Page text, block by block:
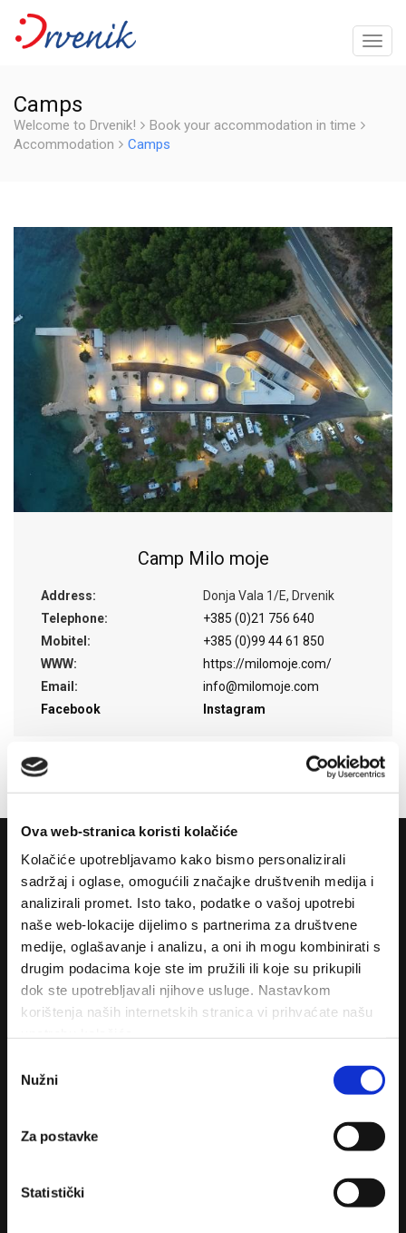
Ova web-stranica koristi kolačiće
Kolačiće upotrebljavamo kako bismo personalizirali
sadržaj i oglase, omogućili značajke društvenih medija i
analizirali promet. Isto tako, podatke o vašoj upotrebi
naše web-lokacije dijelimo s partnerima za društvene
medije, oglašavanje i analizu, a oni ih mogu kombinirati s
drugim podacima koje ste im pružili ili koje su prikupili
dok ste upotrebljavali njihove usluge. Nastavkom
korištenja naših internetskih stranica vi prihvaćate našu
pristanka
Nužni
Za postavke
Statistički
Camps
Welcome to Drvenik!
Book your accommodation in time
Accommodation
Camps
Camp Milo moje
Address:
Donja Vala 1/E, Drvenik
Telephone:
+385 (0)21 756 640
Mobitel:
+385 (0)99 44 61 850
WWW:
https://milomoje.com/
Email:
info@milomoje.com
Facebook
Instagram
Tourist Board
Contact
Donja Vala 241
+385 (0)21 628 200